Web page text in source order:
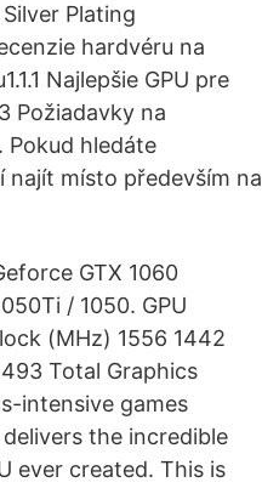
Plating
hardvéru na
Najlepšie GPU pre
Požiadavky na
Pokud hledáte
najít místo především na
GTX 1060
/ 1050. GPU
(MHz) 1556 1442
Total Graphics
intensive games
the incredible
ever created. This is